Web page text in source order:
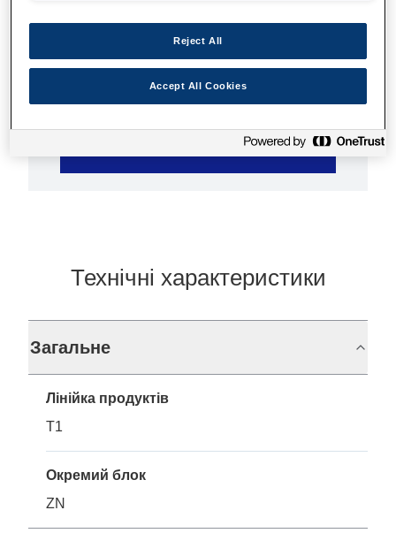
Ink 1600ml
Технічні характеристики
Загальне
Лінійка продуктів
T1
Окремий блок
ZN
Reject All
Accept All Cookies